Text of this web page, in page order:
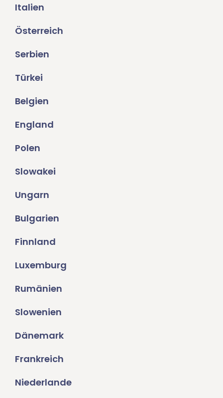
Italien
Österreich
Serbien
Türkei
Belgien
England
Polen
Slowakei
Ungarn
Bulgarien
Finnland
Luxemburg
Rumänien
Slowenien
Dänemark
Frankreich
Niederlande